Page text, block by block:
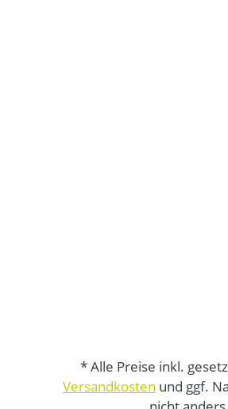
* Alle Preise inkl.
Versandkosten und ggf.